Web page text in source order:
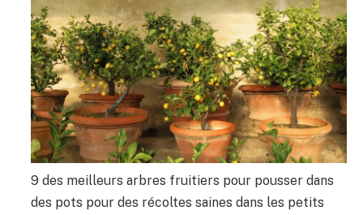
9 des meilleurs arbres fruitiers pour pousser dans
des pots pour des récoltes saines dans les petits